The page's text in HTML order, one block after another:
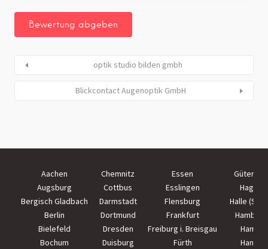
optik studio bilden gmbh
Blickcontact Augenoptik GmbH
Aachen Chemnitz Essen
Augsburg
Cottbus Esslingen
Hagen
Bergisch Gladbach
Darmstadt Flensburg
Halle
Berlin
Dortmund Frankfurt
Hamburg
Bielefeld
Dresden Freiburg i. Breisgau
Hamm
Bochum
Duisburg Fürth
Hanau